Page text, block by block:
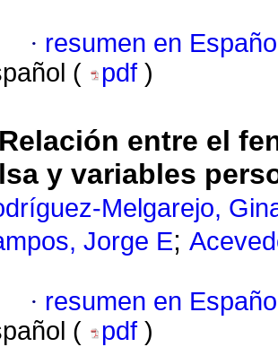
· resumen en
(
pdf )
Relación entre el
y variables
Melgarejo,
Jorge E;
· resumen en
(
pdf )